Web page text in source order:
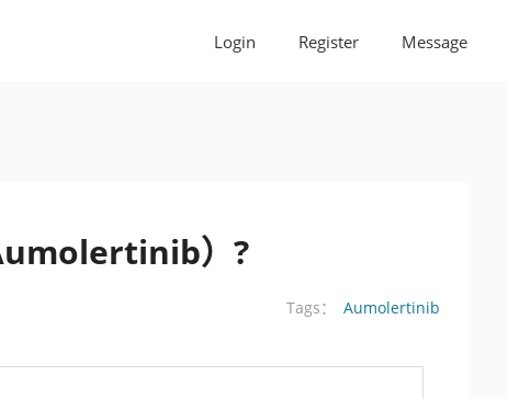
Login Register Message
）?
Tags： Aumolertinib